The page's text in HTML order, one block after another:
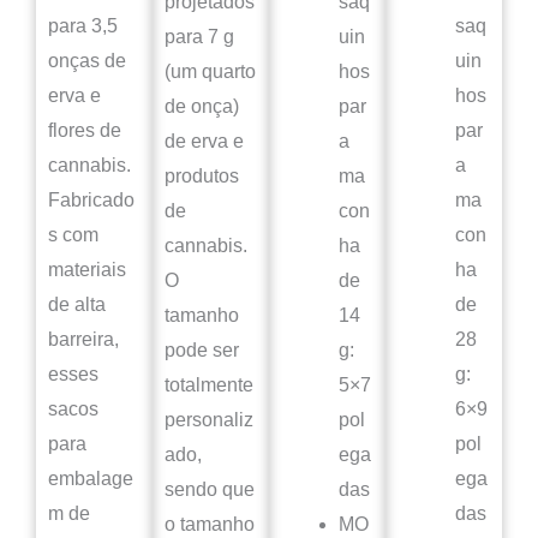
para 3,5
onças de
erva e
flores de
cannabis.
Fabricado
s com
materiais
de alta
barreira,
esses
sacos
para
embalage
m de
para 7 g
(um quarto
de onça)
de erva e
produtos
de
cannabis.
O
tamanho
pode ser
totalmente
personaliz
ado,
sendo que
o tamanho
uin
hos
par
a
ma
con
ha
de
14
g:
5×7
pol
ega
das
MO
saq
uin
hos
par
a
ma
con
ha
de
28
g:
6×9
pol
ega
das